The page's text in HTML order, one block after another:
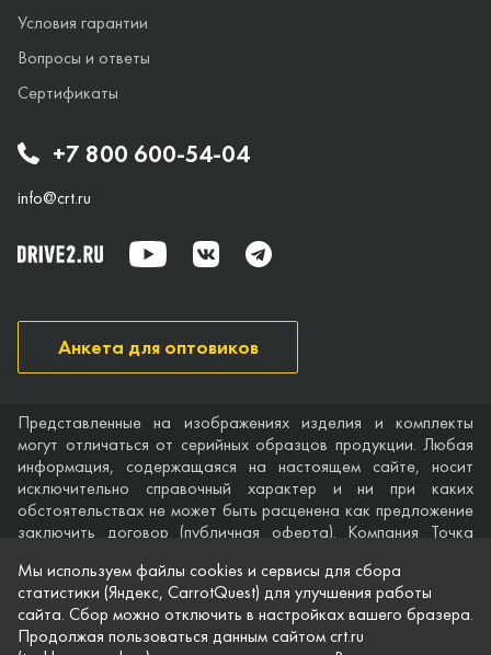
+7 800 600-54-04
info@crt.ru
Условия гарантии
Вопросы и ответы
Сертификаты
Анкета для оптовиков
Представленные на изображениях изделия и комплекты
могут отличаться от серийных образцов продукции. Любая
информация, содержащаяся на настоящем сайте, носит
исключительно справочный характер и ни при каких
обстоятельствах не может быть расценена как предложение
заключить договор (публичная оферта). Компания Точка
точности и полноты информации на веб-сайте, а также по
поводу беспрепятственного доступа к нему в любое время.
Технические характеристики и комплектация изделий,
указанные на сайте, приведены для примера и могут быть
Мы используем файлы cookies и сервисы для сбора
статистики (Яндекс, CarrotQuest) для улучшения работы
сайта. Сбор можно отключить в настройках вашего бразера.
Продолжая пользоваться данным сайтом crt.ru